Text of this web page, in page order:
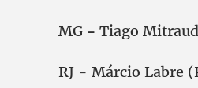
MG - Tiago
RJ - Márcio Labre